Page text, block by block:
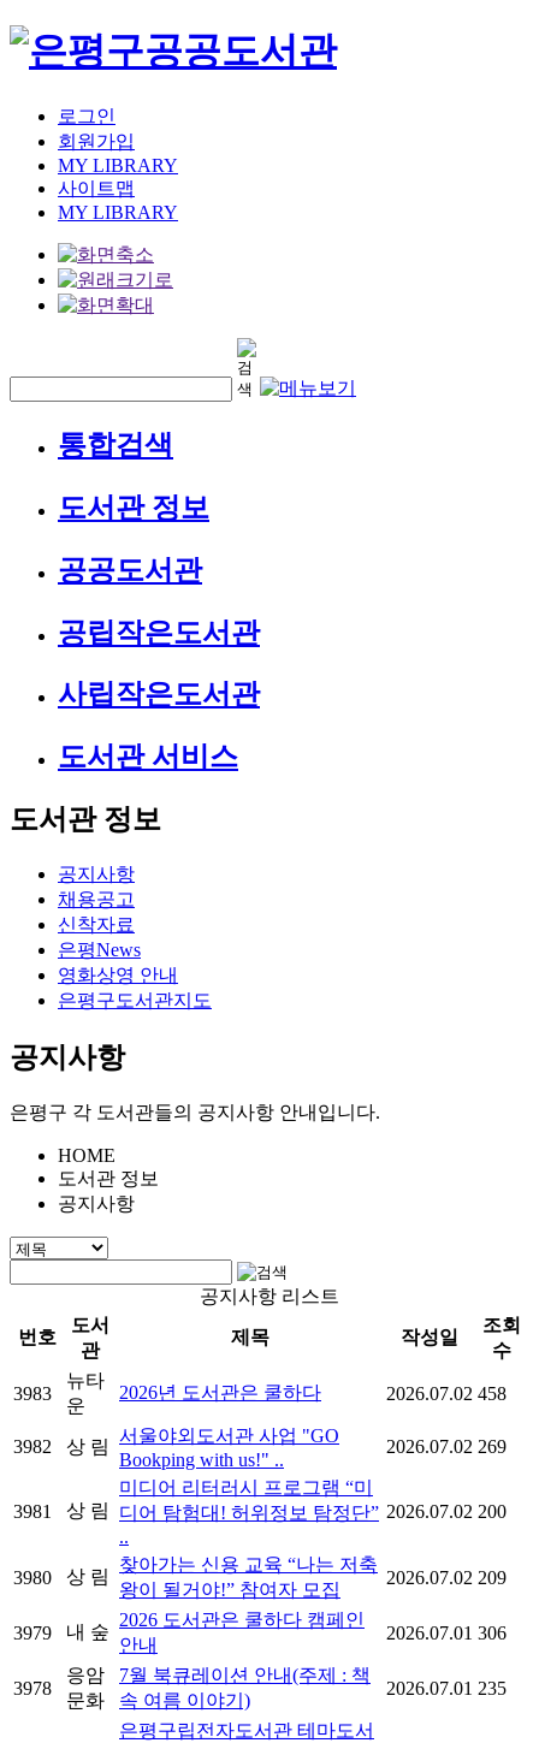
로그인
회원가입
MY LIBRARY
사이트맵
MY LIBRARY
통합검색
도서관 정보
공공도서관
공립작은도서관
사립작은도서관
도서관 서비스
도서관 정보
공지사항
채용공고
신착자료
은평News
영화상영 안내
은평구도서관지도
공지사항
은평구 각 도서관들의 공지사항 안내입니다.
HOME
도서관 정보
공지사항
공지사항 리스트
번호
도서
관
제목 작성일
조회
수
3983
뉴타
운
2026년 도서관은 쿨하다 2026.07.02 458
3982 상 림
서울야외도서관 사업 "GO
Bookping with us!" ..
2026.07.02 269
3981 상 림
미디어 리터러시 프로그램 “미
디어 탐험대! 허위정보 탐정단”
..
2026.07.02 200
3980 상 림
찾아가는 신용 교육 “나는 저축
왕이 될거야!” 참여자 모집
2026.07.02 209
3979 내 숲
2026 도서관은 쿨하다 캠페인
안내
2026.07.01 306
3978
응암
문화
7월 북큐레이션 안내(주제 : 책
속 여름 이야기)
2026.07.01 235
은평구립전자도서관 테마도서